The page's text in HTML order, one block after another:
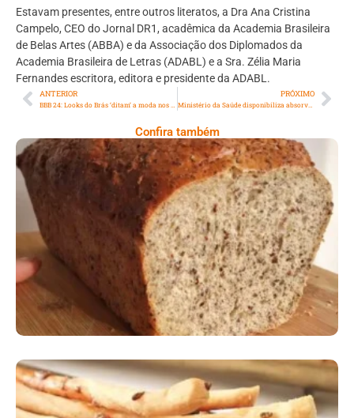
Estavam presentes, entre outros literatos, a Dra Ana Cristina
Campelo, CEO do Jornal DR1, acadêmica da Academia Brasileira
de Belas Artes (ABBA) e da Associação dos Diplomados da
Academia Brasileira de Letras (ADABL) e a Sra. Zélia Maria
Fernandes escritora, editora e presidente da ADABL.
ANTERIOR PRÓXIMO
Ministério da Saúde disponibiliza absorventes pelo Farmácia Popular
Confira também
Comer Bem: Pão Low Carb